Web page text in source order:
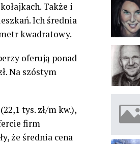
Także i
Ich średnia
kwadratowy.
oferują ponad
Na szóstym
tys. zł/m kw.),
firm
że średnia cena